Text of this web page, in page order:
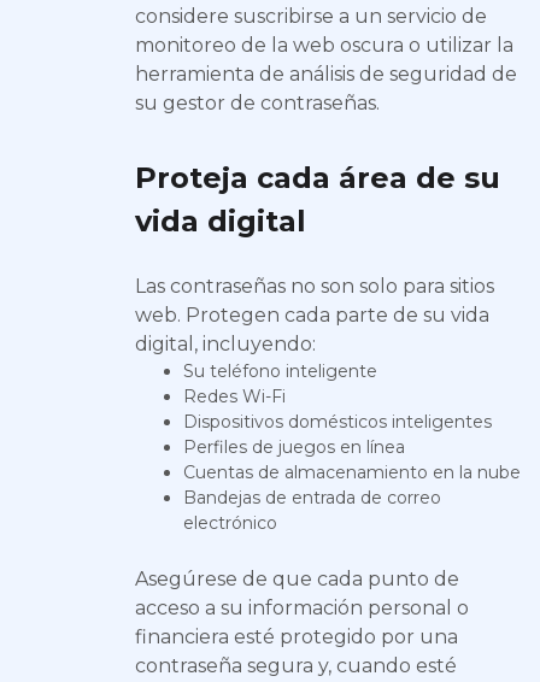
considere suscribirse a un servicio de
monitoreo de la web oscura o utilizar la
herramienta de análisis de seguridad de
su gestor de contraseñas.
Proteja cada área de su
vida digital
Las contraseñas no son solo para sitios
web. Protegen cada parte de su vida
digital, incluyendo:
Su teléfono inteligente
Redes Wi-Fi
Dispositivos domésticos inteligentes
Perfiles de juegos en línea
Cuentas de almacenamiento en la nube
Bandejas de entrada de correo
electrónico
Asegúrese de que cada punto de
acceso a su información personal o
financiera esté protegido por una
contraseña segura y, cuando esté